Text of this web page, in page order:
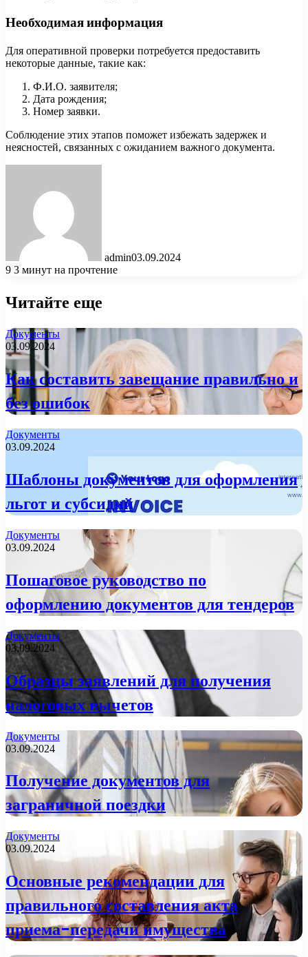
Необходимая информация
Для оперативной проверки потребуется предоставить
некоторые данные, такие как:
Ф.И.О. заявителя;
Дата рождения;
Номер заявки.
Соблюдение этих этапов поможет избежать задержек и
неясностей, связанных с ожиданием важного документа.
admin03.09.2024
9 3 минут на прочтение
Читайте еще
Документы
03.09.2024
Как составить завещание правильно и
без ошибок
Документы
03.09.2024
Шаблоны документов для оформления
льгот и субсидий
Документы
03.09.2024
Пошаговое руководство по
оформлению документов для тендеров
Документы
03.09.2024
Образцы заявлений для получения
налоговых вычетов
Документы
03.09.2024
Получение документов для
заграничной поездки
Документы
03.09.2024
Основные рекомендации для
правильного составления акта
приема-передачи имущества